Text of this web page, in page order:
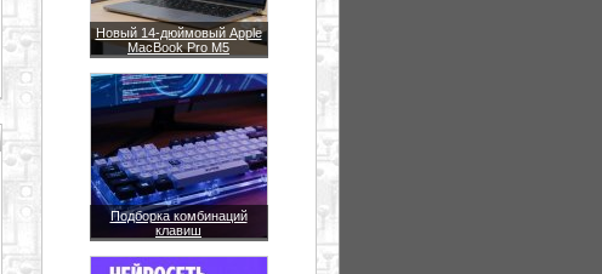
Новый 14-дюймовый Apple
MacBook Pro M5
Подборка комбинаций
клавиш